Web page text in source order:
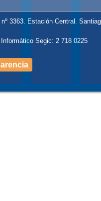
3363. Estación Central.
Segic: 2 718 0225